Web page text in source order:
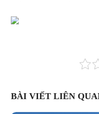
BÀI VIẾT LIÊN